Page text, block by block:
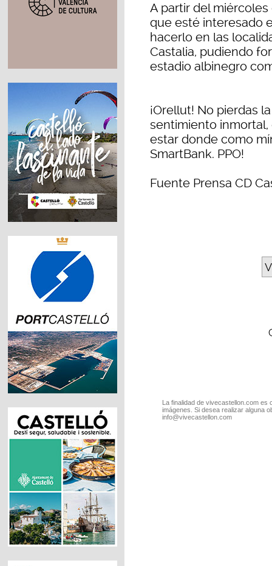
A partir del
que esté interesado
hacerlo en las
Castalia, pudiendo
estadio albinegro
¡Orellut! No pierdas
sentimiento
estar donde como
SmartBank. PPO!
Fuente Prensa CD
La finalidad de vivecastellon.com
imágenes. Si desea realizar alguna
info@vivecastellon.com